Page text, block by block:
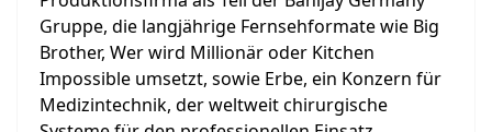
Gruppe, die langjährige Fernsehformate wie Big
Brother, Wer wird Millionär oder Kitchen
Impossible umsetzt, sowie Erbe, ein Konzern für
Medizintechnik, der weltweit chirurgische